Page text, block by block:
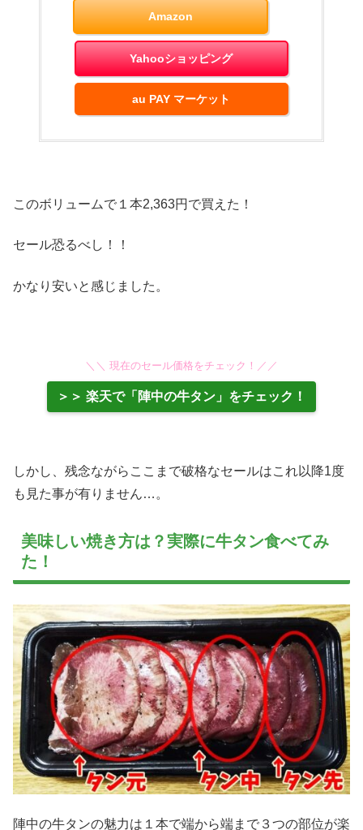
Amazon
Yahooショッピング
au PAY マーケット
このボリュームで１本2,363円で買えた！
セール恐るべし！！
かなり安いと感じました。
＼＼ 現在のセール価格をチェック！／／
＞＞ 楽天で「陣中の牛タン」をチェック！
しかし、残念ながらここまで破格なセールはこれ以降1度
も見た事が有りません…。
美味しい焼き方は？実際に牛タン食べてみ
た！
陣中の牛タンの魅力は１本で端から端まで３つの部位が楽